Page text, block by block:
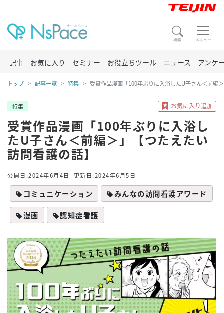
記事 お気に入り セミナー お役立ちツール ニュース アンケ
トップ 記事一覧 特集 受賞作品漫画「100年ぶりに入浴したU子さん＜前編
特集
受賞作品漫画「100年ぶりに入浴し
たU子さん＜前編＞」【つたえたい
訪問看護の話】
公開日:2024年6月4日 更新日:2024年6月5日
コミュニケーション みんなの訪問看護アワード
漫画 認知症看護